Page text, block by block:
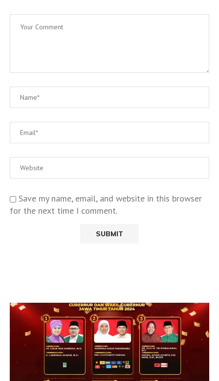
Save my name, email, and website in this browser
for the next time I comment.